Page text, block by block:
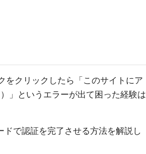
クリックしたら「このサイトにア
」というエラーが出て困った経験は
で認証を完了させる方法を解説し